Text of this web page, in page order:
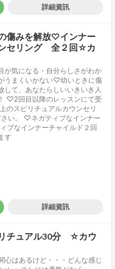
詳細資訊
傷みを解放♡インナー
セリング 全２回☆カ
が気になる・自分らしさがわか
うまくいかない♡幼いときに傷
して、あなたらしいいきいき人
♡2回目以降のレッスンにて受
のスピリチュアルカウンセリ
さい。 ♡ネガティブなインナー
ブなインナーチャイルド２回
す
詳細資訊
チュアル30分 ☆カウ
心はあるけど・・・どんな感じ